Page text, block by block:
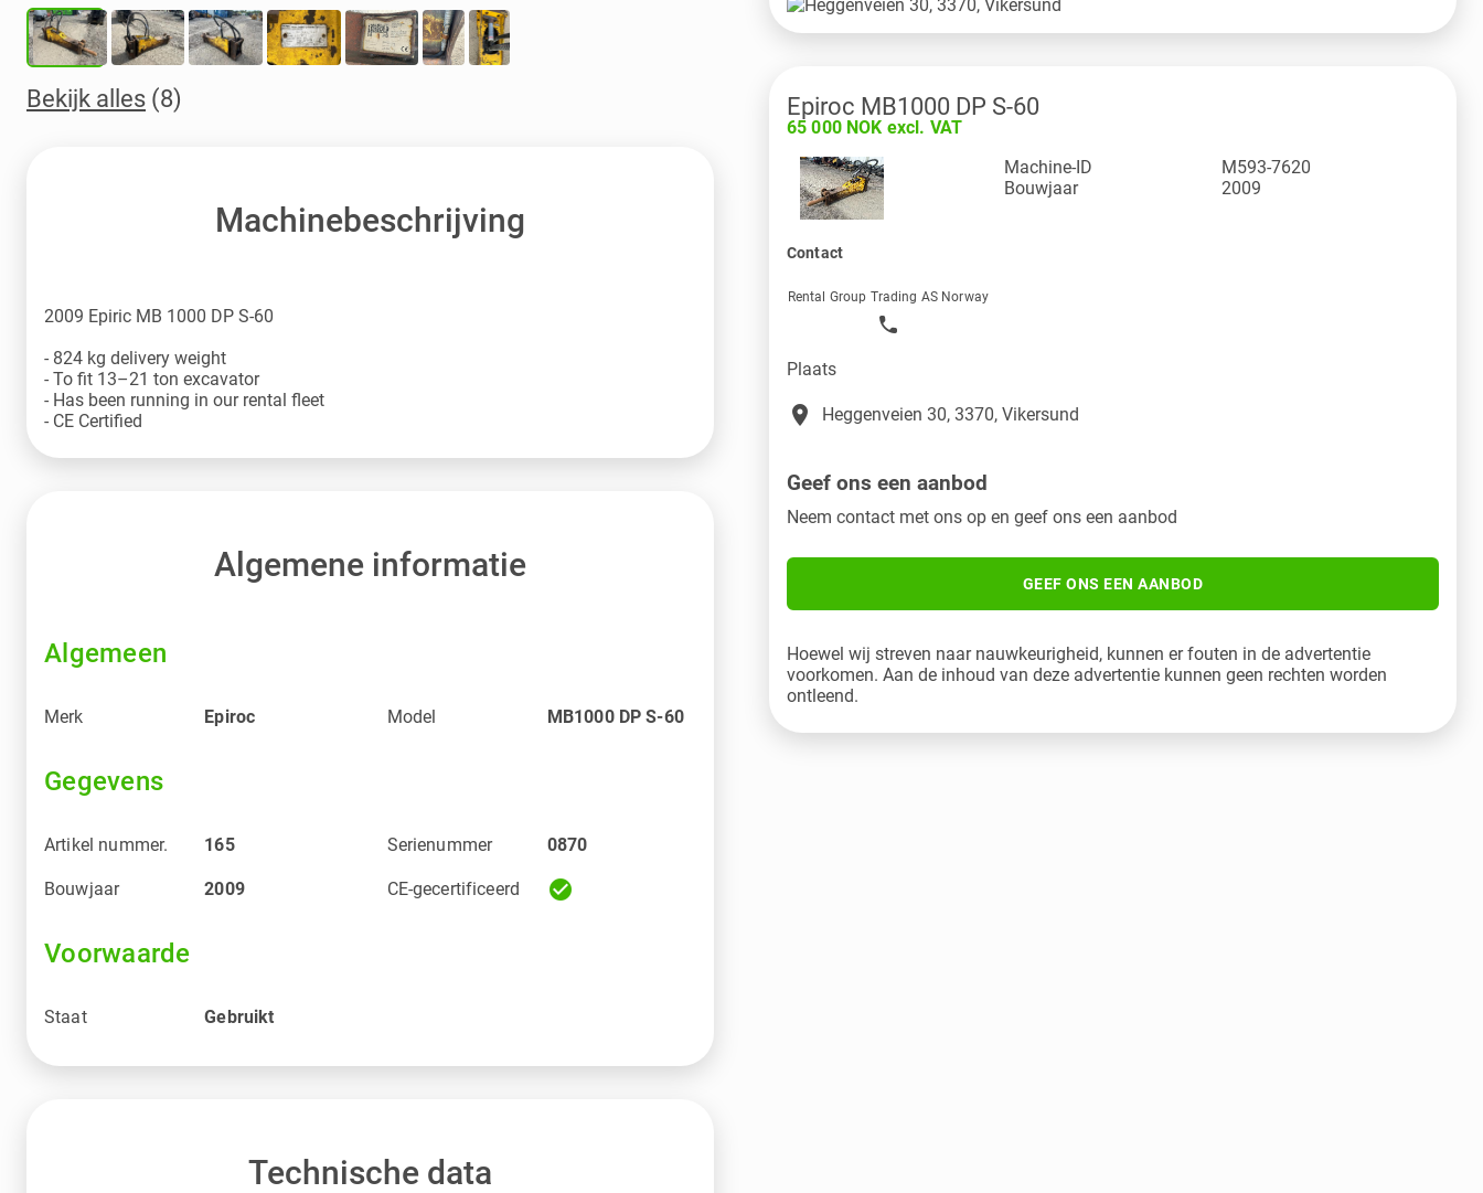
Bekijk alles (8)
Machinebeschrijving
2009 Epiric MB 1000 DP S-60
- 824 kg delivery weight
- To fit 13–21 ton excavator
- Has been running in our rental fleet
- CE Certified
Algemene informatie
Algemeen
Merk Epiroc Model MB1000 DP S-60
Gegevens
Artikel nummer. 165 Serienummer 0870
Bouwjaar 2009 CE-gecertificeerd check_circle
Voorwaarde
Staat Gebruikt
Technische data
Epiroc MB1000 DP S-60
65 000 NOK excl. VAT
Machine-ID
M593-7620
Bouwjaar
2009
Contact
Rental Group Trading AS Norway
Plaats
place Heggenveien 30, 3370, Vikersund
Geef ons een aanbod
Neem contact met ons op en geef ons een aanbod
GEEF ONS EEN AANBOD
Hoewel wij streven naar nauwkeurigheid, kunnen er fouten in de advertentie
voorkomen. Aan de inhoud van deze advertentie kunnen geen rechten worden
ontleend.